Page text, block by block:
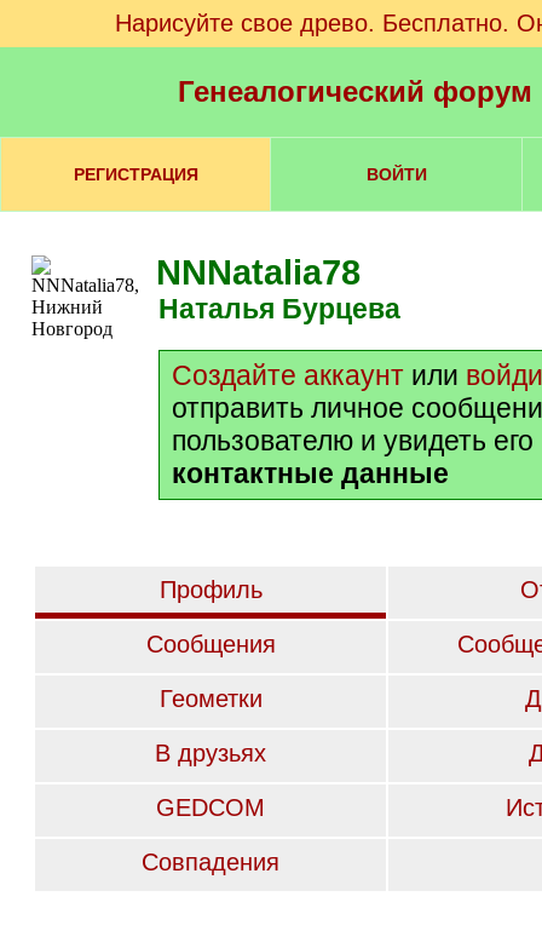
Нарисуйте свое древо. Бесплатно.
Генеалогический
РЕГИСТРАЦИЯ ВОЙТИ
NNNatalia78
Наталья Бурцева
Создайте аккаунт или
отправить личное
пользователю и увидеть
контактные данные
Профиль
Сообщения
Геометки
В друзьях
GEDCOM
Совпадения